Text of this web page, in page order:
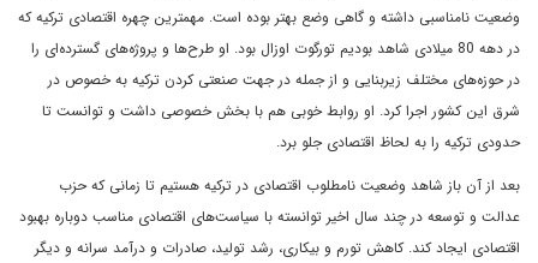
وضعیت نامناسبی داشته و گاهی وضع بهتر بوده است. مهمترین چهره اقتصادی ترکیه که
در دهه 80 میلادی شاهد بودیم تورگوت اوزال بود. او طرح‌ها و پروژه‌های گسترده‌ای را
در حوزه‌های مختلف زیربنایی و از جمله در جهت صنعتی کردن ترکیه به خصوص در
شرق این کشور اجرا کرد. او روابط خوبی هم با بخش خصوصی داشت و توانست تا
حدودی ترکیه را به لحاظ اقتصادی جلو برد.
بعد از آن باز شاهد وضعیت نامطلوب اقتصادی در ترکیه هستیم تا زمانی که حزب
عدالت و توسعه در چند سال اخیر توانسته با سیاست‌های اقتصادی مناسب دوباره بهبود
اقتصادی ایجاد کند. کاهش تورم و بیکاری، رشد تولید، صادرات و درآمد سرانه و دیگر